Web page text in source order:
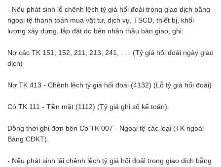
- Nếu phát sinh lỗ chênh lệch tỷ giá hối đoái trong giao dịch bằng
ngoại tệ thanh toán mua vật tư, dịch vụ, TSCĐ, thiết bị, khối
lượng xây dựng, lắp đặt do bên nhận thầu bàn giao, ghi:
Nợ các TK 151, 152, 211, 213, 241, . . . (Tỷ giá hối đoái ngày giao
dịch)
Nợ TK 413 - Chênh lệch tỷ giá hối đoái (4132) (Lỗ tỷ giá hối đoái)
Có TK 111 - Tiền mặt (1112) (Tỷ giá ghi sổ kế toán).
Đồng thời ghi đơn bên Có TK 007 - Ngoại tệ các loại (TK ngoài
Bảng CĐKT).
- Nếu phát sinh lãi chênh lệch tỷ giá hối đoái trong giao dịch bằng